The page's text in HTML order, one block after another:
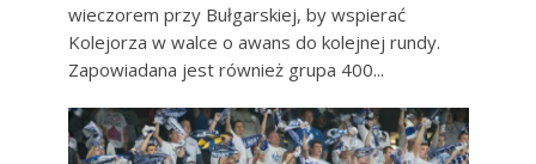
wieczorem przy Bułgarskiej, by wspierać
Kolejorza w walce o awans do kolejnej rundy.
Zapowiadana jest również grupa 400...